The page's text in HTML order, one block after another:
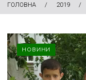
ГОЛОВНА / 2019 /
День:
20.06.2019
НОВИНИ